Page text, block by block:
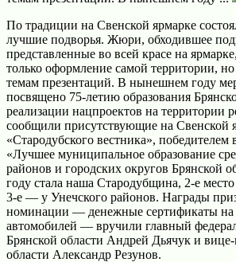
По традиции на Свенской ярмарке
лучшие подворья. Жюри, обходившее
предстaвленные во всей красе на
только оформление самой территории, но
темам презентаций. В нынешнем году
посвящено 75-летию образования
реaлизации нацпроектов на территории
сообщили присутствующие на Свенской
«Стародубского вестника»,
«Лучшее муниципальное образование
районов и городских округов Брянской
году стала наша Стародубщина, 2-е
3-е — у Унечского районов. Награды
номинации — денежные сертификаты на
автомобилей — вручили главный
Брянской области Андрей Дьячук и вице-
области Александр Резунов.